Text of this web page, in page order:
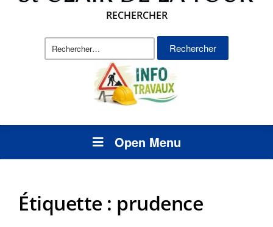
RECHERCHER
Rechercher :
Open Menu
Étiquette : prudence